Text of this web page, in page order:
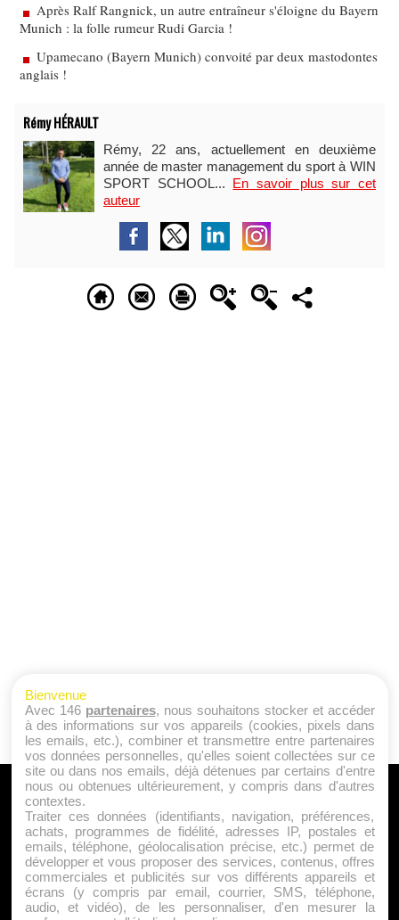
Après Ralf Rangnick, un autre entraîneur s'éloigne du Bayern
Munich : la folle rumeur Rudi Garcia !
Upamecano (Bayern Munich) convoité par deux mastodontes
anglais !
Rémy HÉRAULT
Rémy, 22 ans, actuellement en deuxième
année de master management du sport à WIN
SPORT SCHOOL... En savoir plus sur cet
auteur
A PROPOS
Qui sommes nous ?
Mentions Légales
Publicité
Politique de Cookies
Bienvenue
Avec 146 partenaires, nous souhaitons stocker et accéder
à des informations sur vos appareils (cookies, pixels dans
les emails, etc.), combiner et transmettre entre partenaires
vos données personnelles, qu'elles soient collectées sur ce
site ou dans nos emails, déjà détenues par certains d'entre
nous ou obtenues ultérieurement, y compris dans d'autres
contextes.
Traiter ces données (identifiants, navigation, préférences,
achats, programmes de fidélité, adresses IP, postales et
emails, téléphone, géolocalisation précise, etc.) permet de
développer et vous proposer des services, contenus, offres
commerciales et publicités sur vos différents appareils et
écrans (y compris par email, courrier, SMS, téléphone,
audio, et vidéo), de les personnaliser, d'en mesurer la